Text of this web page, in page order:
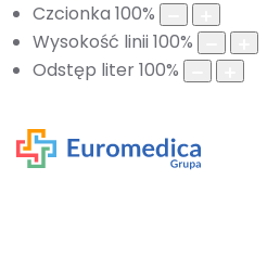
Czcionka 100%
Wysokość linii 100%
Odstęp liter100%